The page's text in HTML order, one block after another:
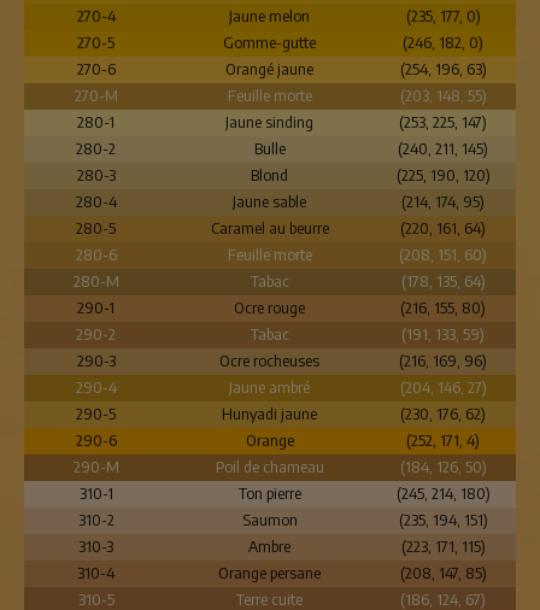
270-4
Jaune melon
(235, 177, 0)
270-5
Gomme-gutte
(246, 182, 0)
270-6
Orangé jaune
(254, 196, 63)
270-M
Feuille morte
(203, 148, 55)
280-1
Jaune sinding
(253, 225, 147)
280-2
Bulle
(240, 211, 145)
280-3
Blond
(225, 190, 120)
280-4
Jaune sable
(214, 174, 95)
280-5
Caramel au beurre
(220, 161, 64)
280-6
Feuille morte
(208, 151, 60)
280-M
Tabac
(178, 135, 64)
290-1
Ocre rouge
(216, 155, 80)
290-2
Tabac
(191, 133, 59)
290-3
Ocre rocheuses
(216, 169, 96)
290-4
Jaune ambré
(204, 146, 27)
290-5
Hunyadi jaune
(230, 176, 62)
290-6
Orange
(252, 171, 4)
290-M
Poil de chameau
(184, 126, 50)
310-1
Ton pierre
(245, 214, 180)
310-2
Saumon
(235, 194, 151)
310-3
Ambre
(223, 171, 115)
310-4
Orange persane
(208, 147, 85)
310-5
Terre cuite
(186, 124, 67)